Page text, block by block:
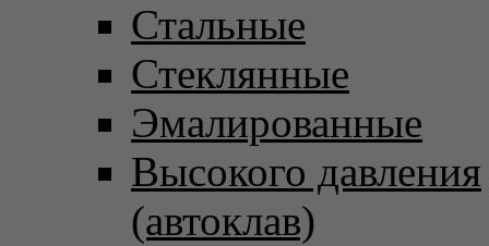
Стальные
Стеклянные
Эмалированные
Высокого давления
(автоклав)